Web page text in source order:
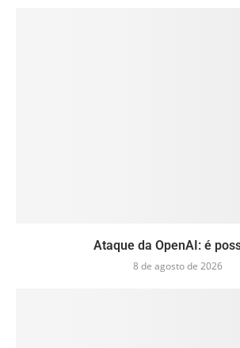
Ataque da OpenAI: é
8 de agosto de 2026